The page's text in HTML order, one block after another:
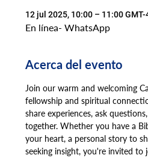
12 jul 2025, 10:00 – 11:00 GMT-
En línea- WhatsApp
Acerca del evento
Join our warm and welcoming
fellowship and spiritual
share experiences, ask
together. Whether you have a
your heart, a personal story to
seeking insight, you're invited to